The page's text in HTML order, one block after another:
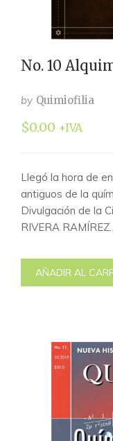
No. 10
by Quimiofilia
$0.00 +IVA
Llegó la hora de
antiguos de la
Divulgación de la
RIVERA
AÑADIR AL